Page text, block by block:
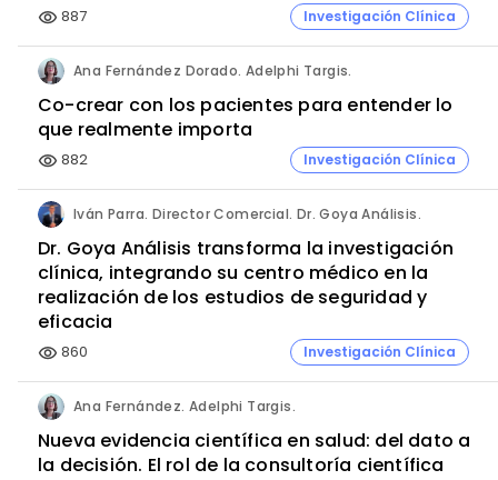
visibility 887 Investigación Clínica
Ana Fernández Dorado. Adelphi Targis.
Co-crear con los pacientes para entender lo
que realmente importa
visibility 882 Investigación Clínica
Iván Parra. Director Comercial. Dr. Goya Análisis.
Dr. Goya Análisis transforma la investigación
clínica, integrando su centro médico en la
realización de los estudios de seguridad y
eficacia
visibility 860 Investigación Clínica
Ana Fernández. Adelphi Targis.
Nueva evidencia científica en salud: del dato a
la decisión. El rol de la consultoría científica